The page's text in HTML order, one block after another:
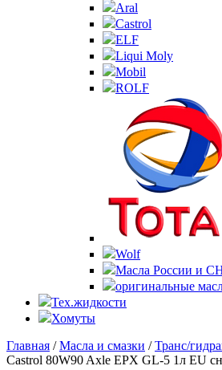
Aral
Castrol
ELF
Liqui Moly
Mobil
ROLF
Wolf
Масла России и
оригинальные
Тех.жидкости
Хомуты
Главная /Масла и смазки /Транс/
Castrol 80W90 Axle EPX GL-5 1л EU